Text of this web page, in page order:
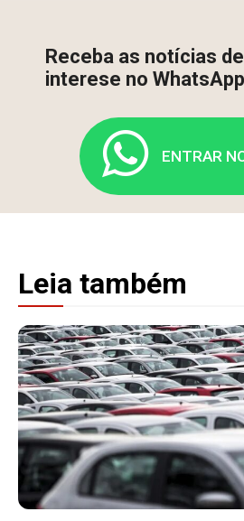
Receba as notícias
interese no
ENTRAR
Leia também